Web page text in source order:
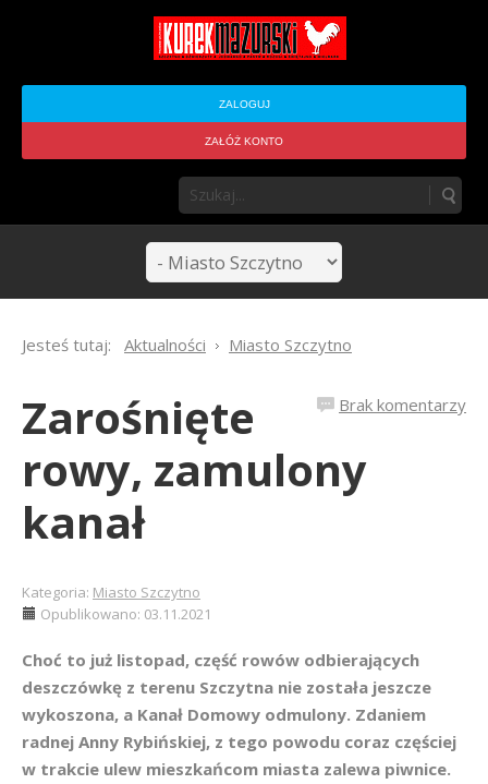
ZALOGUJ
ZAŁÓŻ KONTO
Jesteś tutaj: Aktualności Miasto Szczytno
Brak komentarzy
Zarośnięte
rowy, zamulony
kanał
Kategoria: Miasto Szczytno
Opublikowano: 03.11.2021
Choć to już listopad, część rowów odbierających
deszczówkę z terenu Szczytna nie została jeszcze
wykoszona, a Kanał Domowy odmulony. Zdaniem
radnej Anny Rybińskiej, z tego powodu coraz częściej
w trakcie ulew mieszkańcom miasta zalewa piwnice.